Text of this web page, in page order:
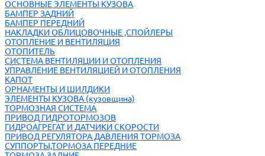
ОСНОВНЫЕ ЭЛЕМЕНТЫ КУЗОВА
БАМПЕР ЗАДНИЙ
БАМПЕР ПЕРЕДНИЙ
НАКЛАДКИ ОБЛИЦОВОЧНЫЕ ,СПОЙЛЕРЫ
ОТОПЛЕНИЕ И ВЕНТИЛЯЦИЯ
ОТОПИТЕЛЬ
СИСТЕМА ВЕНТИЛЯЦИИ И ОТОПЛЕНИЯ
УПРАВЛЕНИЕ ВЕНТИЛЯЦИЕЙ И ОТОПЛЕНИЯ
КАПОТ
ОРНАМЕНТЫ И ШИЛДИКИ
ЭЛЕМЕНТЫ КУЗОВА (кузовщина)
ТОРМОЗНАЯ СИСТЕМА
ПРИВОД ГИДРОТОРМОЗОВ
ГИДРОАГРЕГАТ И ДАТЧИКИ СКОРОСТИ
ПРИВОД РЕГУЛЯТОРА ДАВЛЕНИЯ ТОРМОЗА
СУППОРТЫ,ТОРМОЗА ПЕРЕДНИЕ